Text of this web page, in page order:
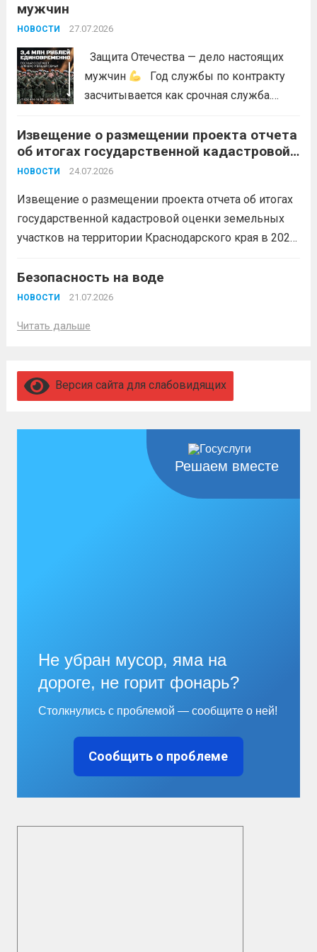
мужчин
НОВОСТИ 27.07.2026
Защита Отечества — дело настоящих
мужчин
Год службы по контракту
засчитывается как срочная служба.
невозможен без вашего согласия,
увольнение по окончании срока
гарантировано. Регион предоставляет
бойцам множество мер поддержки:
3,4 млн рублей единовременно;...
Извещение о размещении проекта отчета
об итогах государственной кадастровой
оценки земельных участков на
году
НОВОСТИ 24.07.2026
Извещение о размещении проекта отчета об итогах
государственной кадастровой оценки земельных
участков на территории Краснодарского края в 2026
замечаний к нему (скачать)
Безопасность на воде
НОВОСТИ 21.07.2026
Читать дальше
Версия сайта для слабовидящих
Решаем вместе
Не убран мусор, яма на
дороге, не горит фонарь?
Столкнулись с проблемой — сообщите о ней!
Сообщить о проблеме